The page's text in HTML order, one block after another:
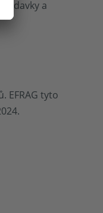
a
EFRAG tyto